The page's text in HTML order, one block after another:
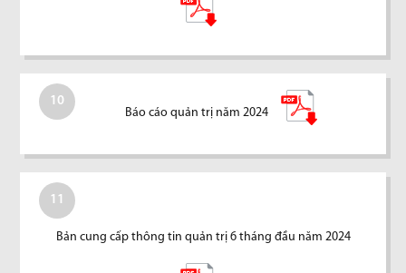
10
Báo cáo quản trị năm 2024
11
Bản cung cấp thông tin quản trị 6 tháng đầu năm 2024